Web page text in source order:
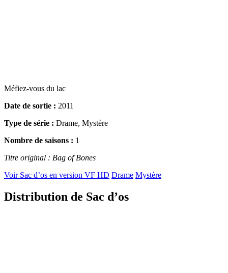
Méfiez-vous du lac
Date de sortie : 2011
Type de série : Drame, Mystère
Nombre de saisons : 1
Titre original : Bag of Bones
Voir Sac d’os en version VF HD Drame Mystère
Distribution de Sac d’os